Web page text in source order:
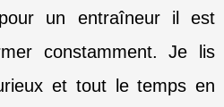
un entraîneur il est
constamment. Je lis
et tout le temps en